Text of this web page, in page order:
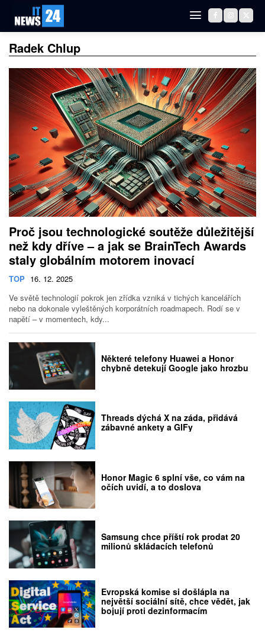
Radek Chlup
Proč jsou technologické soutěže důležitější
než kdy dříve – a jak se BrainTech Awards
staly globálním motorem inovací
TOP 16. 12. 2025
Ve světě technologií pokrok jen zřídka vzniká v tichých kancelářích
nebo na dokonale vyleštěných korporátních roadmapech. Rodí se v
napětí – v momentech, kdy...
Některé telefony Huawei a Honor
chybně detekují Google jako hrozbu
Threads dýchá X na záda, přidává
zábavné ankety a GIFy
Honor Magic 6 splní vše, co vám na
očích uvidí, a to doslova
Samsung chce příští rok prodat 20
milionů skládacích telefonů
Evropská komise si došlápla na
největší sociální sítě, chce vědět, jak
bojují proti dezinformacím